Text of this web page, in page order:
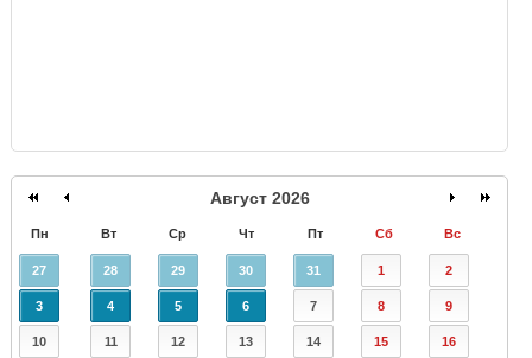
Август 2026
Пн Вт Ср Чт Пт Сб Вс
27 28 29 30 31 1 2
3 4 5 6 7 8 9
10 11 12 13 14 15 16